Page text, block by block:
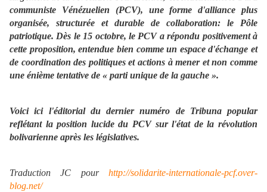
communiste Vénézuelien (PCV), une forme d'alliance plus
organisée, structurée et durable de collaboration: le Pôle
patriotique. Dès le 15 octobre, le PCV a répondu positivement à
cette proposition, entendue bien comme un espace d'échange et
de coordination des politiques et actions à mener et non comme
une énième tentative de « parti unique de la gauche ».
Voici ici l'éditorial du dernier numéro de Tribuna popular
reflétant la position lucide du PCV sur l'état de la révolution
bolivarienne après les législatives.
Traduction JC pour http://solidarite-internationale-pcf.over-
blog.net/